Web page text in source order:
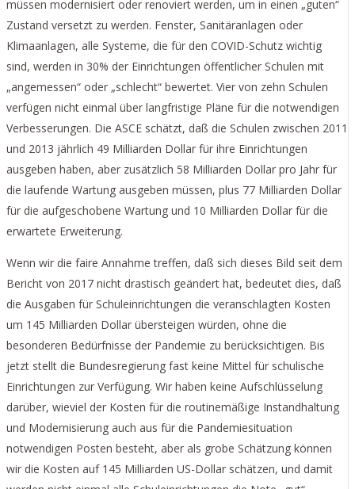
müssen modernisiert oder renoviert werden, um in einen „guten“
Zustand versetzt zu werden. Fenster, Sanitäranlagen oder
Klimaanlagen, alle Systeme, die für den COVID-Schutz wichtig
sind, werden in 30% der Einrichtungen öffentlicher Schulen mit
„angemessen“ oder „schlecht“ bewertet. Vier von zehn Schulen
verfügen nicht einmal über langfristige Pläne für die notwendigen
Verbesserungen. Die ASCE schätzt, daß die Schulen zwischen 2011
und 2013 jährlich 49 Milliarden Dollar für ihre Einrichtungen
ausgeben haben, aber zusätzlich 58 Milliarden Dollar pro Jahr für
die laufende Wartung ausgeben müssen, plus 77 Milliarden Dollar
für die aufgeschobene Wartung und 10 Milliarden Dollar für die
erwartete Erweiterung.
Wenn wir die faire Annahme treffen, daß sich dieses Bild seit dem
Bericht von 2017 nicht drastisch geändert hat, bedeutet dies, daß
die Ausgaben für Schuleinrichtungen die veranschlagten Kosten
um 145 Milliarden Dollar übersteigen würden, ohne die
besonderen Bedürfnisse der Pandemie zu berücksichtigen. Bis
jetzt stellt die Bundesregierung fast keine Mittel für schulische
Einrichtungen zur Verfügung. Wir haben keine Aufschlüsselung
darüber, wieviel der Kosten für die routinemäßige Instandhaltung
und Modernisierung auch aus für die Pandemiesituation
notwendigen Posten besteht, aber als grobe Schätzung können
wir die Kosten auf 145 Milliarden US-Dollar schätzen, und damit